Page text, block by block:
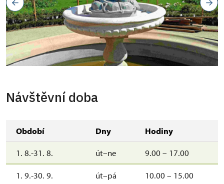
Návštěvní doba
Období Dny Hodiny
1. 8.-31. 8. út–ne 9.00 – 17.00
1. 9.-30. 9. út–pá 10.00 – 15.00